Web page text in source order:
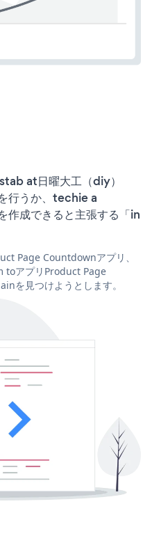
at日曜大工（diy）
うか、techie a
成できると主張する「in
Page Countdownアプリ、
toアプリProduct Page
を見つけようとします。